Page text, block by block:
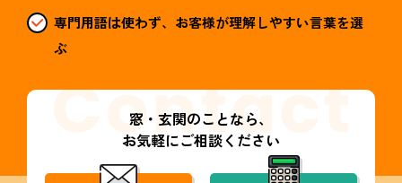
専門用語は使わず、お客様が理解しやすい言葉を選
ぶ
窓・玄関のことなら、
お気軽にご相談ください